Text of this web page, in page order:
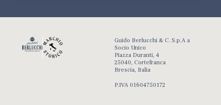
Guido Berlucchi & C. S.p.A a
Socio Unico
Piazza Duranti, 4
25040, Cortefranca
Brescia, Italia
P.IVA 01604750172